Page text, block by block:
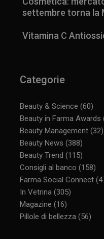
settembre torna la
Vitamina C
Categorie
Beauty & Science (60)
Beauty in Farma Awards
Beauty Management (32)
Beauty News (388)
Beauty Trend (115)
Consigli al banco (158)
Farma Social Connect
In Vetrina (305)
Magazine (16)
Pillole di bellezza (56)